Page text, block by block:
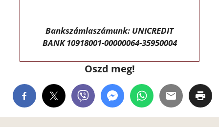
Bankszámlaszámunk: UNICREDIT
BANK 10918001-00000064-35950004
Oszd meg!